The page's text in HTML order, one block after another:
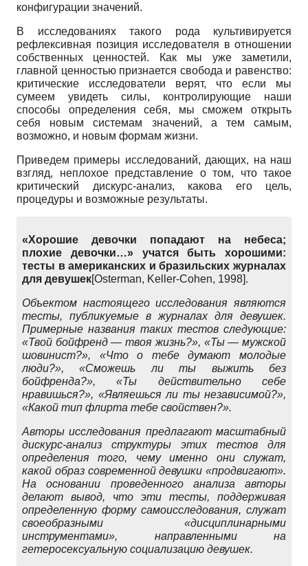
конфигурации значений.
В исследованиях такого рода культивируется
рефлексивная позиция исследователя в отношении
собственных ценностей. Как мы уже заметили,
главной ценностью признается свобода и равенство:
критические исследователи верят, что если мы
сумеем увидеть силы, контролирующие наши
способы определения себя, мы сможем открыть
себя новым системам значений, а тем самым,
возможно, и новым формам жизни.
Приведем примеры исследований, дающих, на наш
взгляд, неплохое представление о том, что такое
критический дискурс-анализ, какова его цель,
процедуры и возможные результаты.
«Хорошие девочки попадают на небеса;
плохие девочки…» учатся быть хорошими:
тесты в американских и бразильских журналах
для девушек[Osterman, Keller-Cohen, 1998].
Объектом настоящего исследования являются
тесты, публикуемые в журналах для девушек.
Примерные названия таких тестов следующие:
«Твой бойфренд — твоя жизнь?», «Ты — мужской
шовинист?», «Что о тебе думают молодые
люди?», «Сможешь ли ты выжить без
бойфренда?», «Ты действительно себе
нравишься?», «Являешься ли ты независимой?»,
«Какой тип флирта тебе свойствен?».
Авторы исследования предлагают масштабный
дискурс-анализ структуры этих тестов для
определения того, чему именно они служат,
какой образ современной девушки «продвигают».
На основании проведенного анализа авторы
делают вывод, что эти тесты, поддерживая
определенную форму самоисследования, служат
своеобразными «дисциплинарными
инструментами», направленными на
гетеросексуальную социализацию девушек.